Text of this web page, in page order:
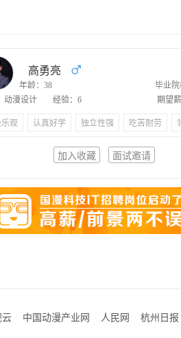
高勇亮
年龄：38
毕业
动漫设计
经验：6 期望薪
观 认真好学 独立性强 吃苦耐劳
加入收藏 面试邀请
云 中国动漫产业网 人民网 杭州日报